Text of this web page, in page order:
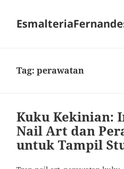
Tag:perawatan
Kuku Kekinian:
Nail Art dan
untuk Tampil